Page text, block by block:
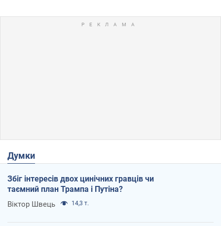
Думки
Збіг інтересів двох цинічних гравців чи
таємний план Трампа і Путіна?
Віктор Швець 14,3 т.